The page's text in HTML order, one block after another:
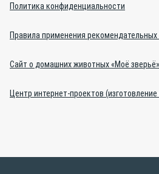
Политика конфиденциальности
Правила применения рекомендательных
Сайт о домашних животных «Моё зверьё»
Центр интернет-проектов (изготовление